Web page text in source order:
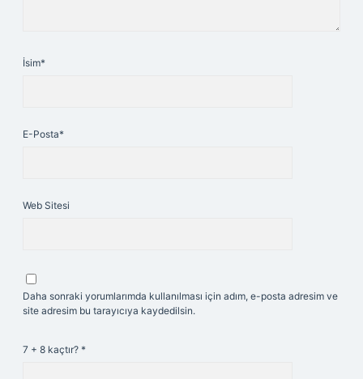
İsim*
E-Posta*
Web Sitesi
Daha sonraki yorumlarımda kullanılması için adım, e-posta adresim ve
site adresim bu tarayıcıya kaydedilsin.
7 + 8 kaçtır? *